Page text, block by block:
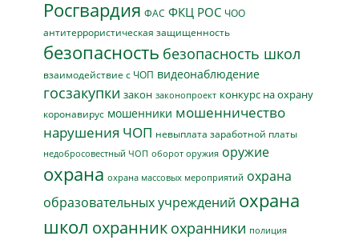
Росгвардия ФАС ФКЦ РОС ЧОО
антитеррористическая защищенность
безопасность безопасность школ
взаимодействие с ЧОП видеонаблюдение
госзакупки закон законопроект конкурс на охрану
коронавирус мошенники мошенничество
нарушения ЧОП невыплата заработной платы
недобросовестный ЧОП оборот оружия оружие
охрана охрана массовых мероприятий охрана
образовательных учреждений охрана
школ охранник охранники полиция